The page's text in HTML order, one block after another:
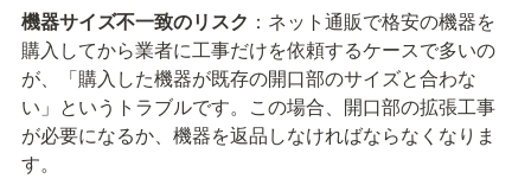
機器サイズ不一致のリスク ：ネット通販で格安の機器を
購入してから業者に工事だけを依頼するケースで多いの
が、「購入した機器が既存の開口部のサイズと合わな
い」というトラブルです。この場合、開口部の拡張工事
が必要になるか、機器を返品しなければならなくなりま
す。